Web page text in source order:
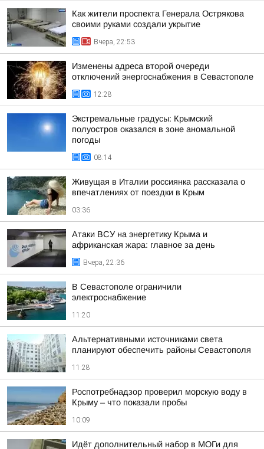
Как жители проспекта Генерала Острякова
своими руками создали укрытие
Вчера, 22:53
Изменены адреса второй очереди
отключений энергоснабжения в Севастополе
12:28
Экстремальные градусы: Крымский
полуостров оказался в зоне аномальной
погоды
08:14
Живущая в Италии россиянка рассказала о
впечатлениях от поездки в Крым
03:36
Атаки ВСУ на энергетику Крыма и
африканская жара: главное за день
Вчера, 22:36
В Севастополе ограничили
электроснабжение
11:20
Альтернативными источниками света
планируют обеспечить районы Севастополя
11:28
Роспотребнадзор проверил морскую воду в
Крыму – что показали пробы
10:09
Идёт дополнительный набор в МОГи для